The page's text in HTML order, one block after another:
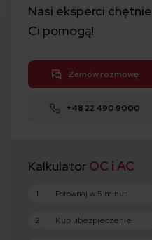
Nasi eksperci chętnie
Ci pomogą!
Zamów rozmowę
+48 22 490 9000
Kalkulator OC i AC
1 Porównaj w 5 minut
2 Kup ubezpieczenie